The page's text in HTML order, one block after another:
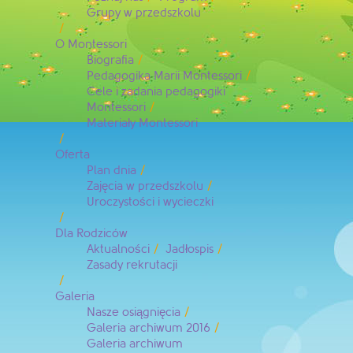
Grupy w przedszkolu
O Montessori
Biografia
Pedagogika Marii Montessori
Cele i zadania pedagogiki
Montessori
Materiały Montessori
Oferta
Plan dnia
Zajęcia w przedszkolu
Uroczystości i wycieczki
Dla Rodziców
Aktualności
Jadłospis
Zasady rekrutacji
Galeria
Nasze osiągnięcia
Galeria archiwum 2016
Galeria archiwum